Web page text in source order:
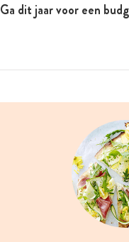
Ga dit jaar voor een